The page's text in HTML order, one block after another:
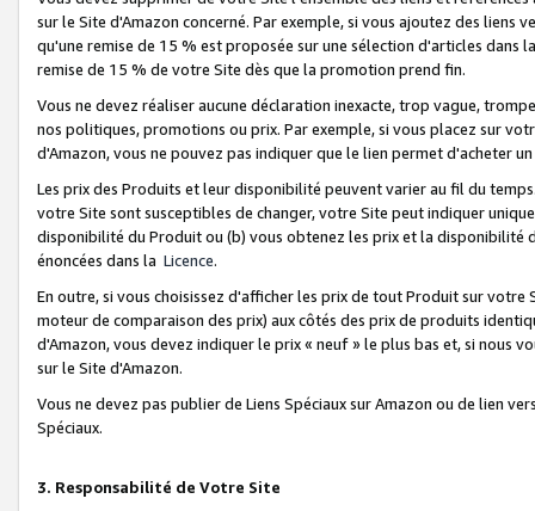
sur le Site d'Amazon concerné. Par exemple, si vous ajoutez des
qu'une remise de 15 % est proposée sur une sélection d'articles
remise de 15 % de votre Site dès que la promotion prend fin.
Vous ne devez réaliser aucune déclaration inexacte, trop vague,
nos politiques, promotions ou prix. Par exemple, si vous placez sur
d'Amazon, vous ne pouvez pas indiquer que le lien permet d'acheter
Les prix des Produits et leur disponibilité peuvent varier au fil du
votre Site sont susceptibles de changer, votre Site peut indiquer
disponibilité du Produit ou (b) vous obtenez les prix et la disponibilité
énoncées dans la Licence.
En outre, si vous choisissez d'afficher les prix de tout Produit sur
moteur de comparaison des prix) aux côtés des prix de produits
d'Amazon, vous devez indiquer le prix « neuf » le plus bas et, si nous
sur le Site d'Amazon.
Vous ne devez pas publier de Liens Spéciaux sur Amazon ou de lien
Spéciaux.
3. Responsabilité de Votre Site